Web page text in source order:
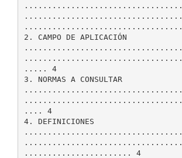
2. CAMPO DE APLICACIÓN
..... 4
3. NORMAS A CONSULTAR
.... 4
4. DEFINICIONES
....................... 4